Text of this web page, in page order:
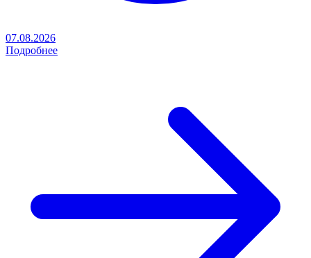
07.08.2026
Подробнее